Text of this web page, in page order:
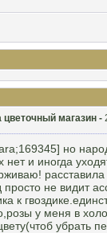
цветочный магазин -
но
нет и иногда
просто не видит
к
у меня в
убрать